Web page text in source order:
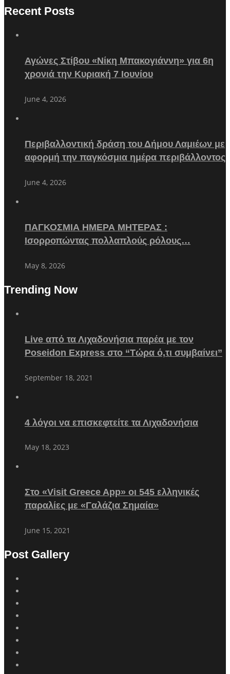
Recent Posts
Αγώνες Στίβου «Νίκη Μπακογιάννη» για 6η
χρονιά την Κυριακή 7 Ιουνίου
June 4, 2026
Περιβαλλοντική δράση του Δήμου Λαμιέων με
αφορμή την παγκόσμια ημέρα περιβάλλοντος
June 4, 2026
ΠΑΓΚΟΣΜΙΑ ΗΜΕΡΑ ΜΗΤΕΡΑΣ :
Ισορροπώντας πολλαπλούς ρόλους…
May 8, 2026
Trending Now
Live από τα Λιχαδονήσια παρέα με τον
Poseidon Express στο “Τώρα ό,τι συμβαίνει”
September 18, 2021
4 λόγοι να επισκεφτείτε τα Λιχαδονήσια
May 18, 2023
Στο «Visit Greece App» οι 545 ελληνικές
παραλίες με «Γαλάζια Σημαία»
June 15, 2021
Post Gallery